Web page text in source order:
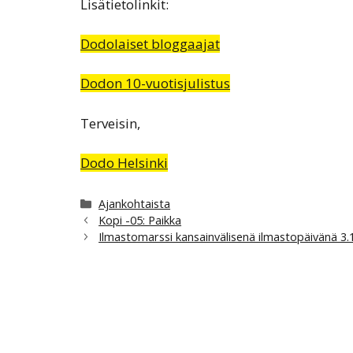
Lisätietolinkit:
Dodolaiset bloggaajat
Dodon 10-vuotisjulistus
Terveisin,
Dodo Helsinki
Kategoriat
Ajankohtaista
Kopi -05: Paikka
Ilmastomarssi kansainvälisenä ilmastopäivänä